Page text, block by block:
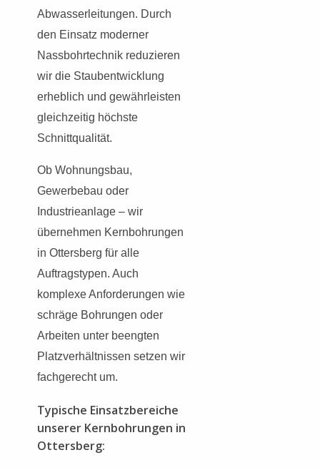
Abwasserleitungen. Durch
den Einsatz moderner
Nassbohrtechnik reduzieren
wir die Staubentwicklung
erheblich und gewährleisten
gleichzeitig höchste
Schnittqualität.
Ob Wohnungsbau,
Gewerbebau oder
Industrieanlage – wir
übernehmen Kernbohrungen
in Ottersberg für alle
Auftragstypen. Auch
komplexe Anforderungen wie
schräge Bohrungen oder
Arbeiten unter beengten
Platzverhältnissen setzen wir
fachgerecht um.
Typische Einsatzbereiche
unserer Kernbohrungen in
Ottersberg: